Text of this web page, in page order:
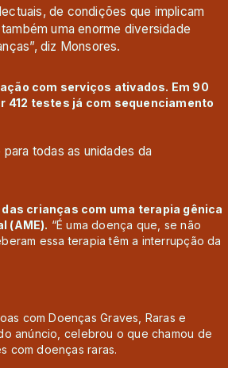
de condições que implicam
uma enorme diversidade
diz Monsores.
com serviços ativados. Em 90
412 testes já com sequenciamento
todas as unidades da
crianças com uma terapia gênica
(AME). “É uma doença que, se não
essa terapia têm a interrupção da
com Doenças Graves, Raras e
anúncio, celebrou o que chamou de
com doenças raras.